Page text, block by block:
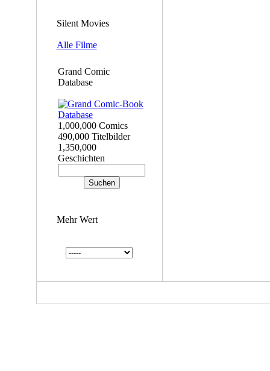
Silent Movies
Alle Filme
Grand Comic
Database
1,000,000 Comics
490,000 Titelbilder
1,350,000
Geschichten
Mehr Wert